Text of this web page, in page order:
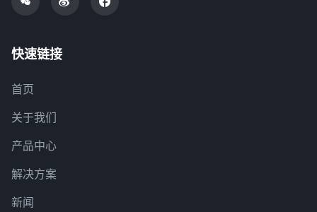
快速链接
首页
关于我们
产品中心
解决方案
新闻